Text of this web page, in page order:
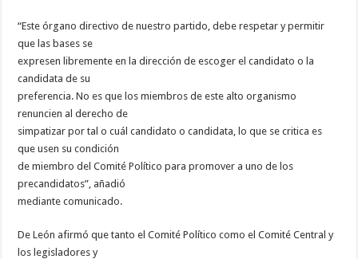
“Este órgano directivo de nuestro partido, debe respetar y permitir
que las bases se
expresen libremente en la dirección de escoger el candidato o la
candidata de su
preferencia. No es que los miembros de este alto organismo
renuncien al derecho de
simpatizar por tal o cuál candidato o candidata, lo que se critica es
que usen su condición
de miembro del Comité Político para promover a uno de los
precandidatos”, añadió
mediante comunicado.
De León afirmó que tanto el Comité Político como el Comité Central y
los legisladores y